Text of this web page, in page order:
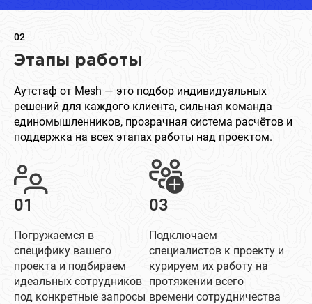
02
Этапы работы
Аутстаф от Mesh — это подбор индивидуальных
решений для каждого клиента, сильная команда
единомышленников, прозрачная система расчётов и
поддержка на всех этапах работы над проектом.
01
Погружаемся в
специфику вашего
проекта и подбираем
идеальных сотрудников
под конкретные запросы
03
Подключаем
специалистов к проекту и
курируем их работу на
протяжении всего
времени сотрудничества